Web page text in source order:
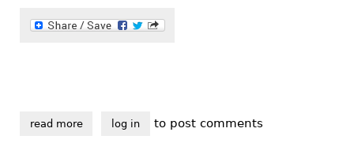
read moreabout grupul dizabil eu a devenit asociația dizabil
log in to post comments